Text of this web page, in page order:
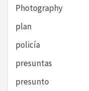
Photography
plan
policía
presuntas
presunto